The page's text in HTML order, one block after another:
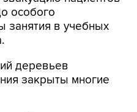
особого
занятия в учебных
деревьев
закрыты многие